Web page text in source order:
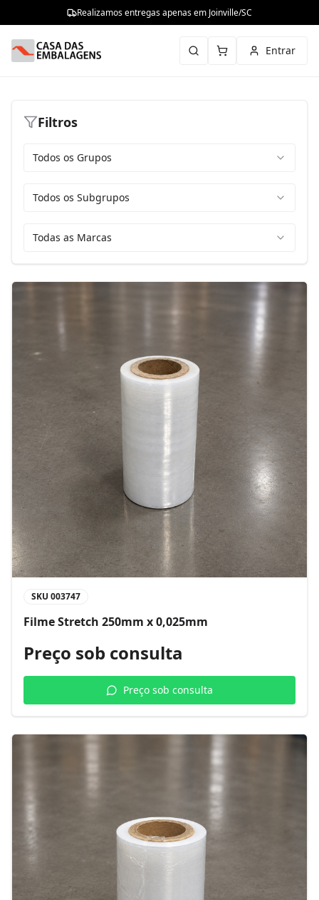
Realizamos entregas apenas em Joinville/SC
Entrar
Filtros
Todos os Grupos
Todos os Subgrupos
Todas as Marcas
SKU 003747
Filme Stretch 250mm x 0,025mm
Preço sob consulta
Preço sob consulta